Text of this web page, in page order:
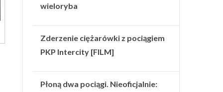
wieloryba
Zderzenie ciężarówki z pociągiem
PKP Intercity [FILM]
Płoną dwa pociągi. Nieoficjalnie: